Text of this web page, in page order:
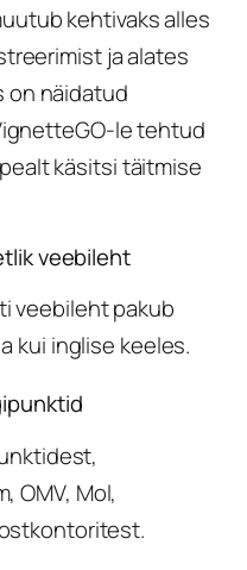
kehtivaks alles
ja alates
on näidatud
le tehtud
käsitsi täitmise
veebileht
veebileht pakub
kui inglise keeles.
OMV, Mol,